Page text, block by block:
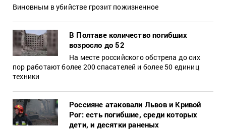
Виновным в убийстве грозит пожизненное
В Полтаве количество погибших
возросло до 52
На месте российского обстрела до сих
пор работают более 200 спасателей и более 50 единиц
техники
Россияне атаковали Львов и Кривой
Рог: есть погибшие, среди которых
дети, и десятки раненых